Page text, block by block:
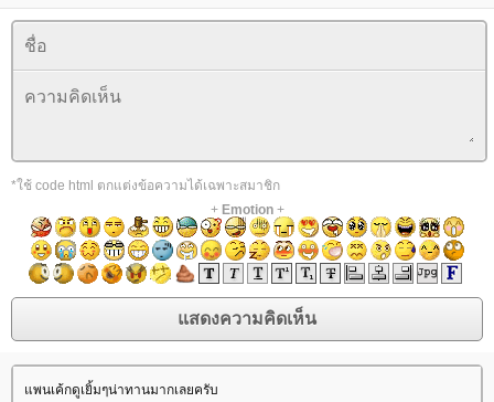
*ใช้ code html ตกแต่งข้อความได้เฉพาะสมาชิก
+ Emotion+
พนเค้กดูเยิ้มๆน่าทานมากเลยครับ